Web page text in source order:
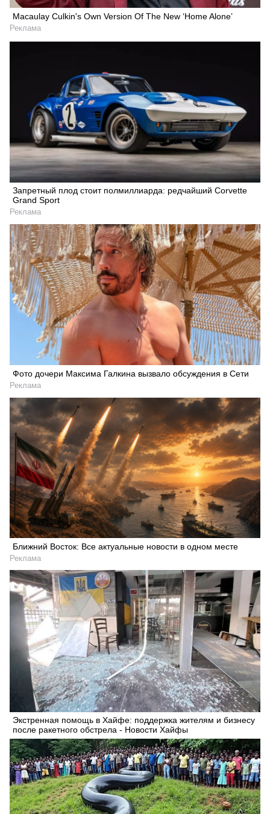
Macaulay Culkin's Own Version Of The New ‘Home Alone’
Реклама
Запретный плод стоит полмиллиарда: редчайший Corvette
Grand Sport
Реклама
Фото дочери Максима Галкина вызвало обсуждения в Сети
Реклама
Ближний Восток: Все актуальные новости в одном месте
Реклама
Экстренная помощь в Хайфе: поддержка жителям и бизнесу
после ракетного обстрела - Новости Хайфы